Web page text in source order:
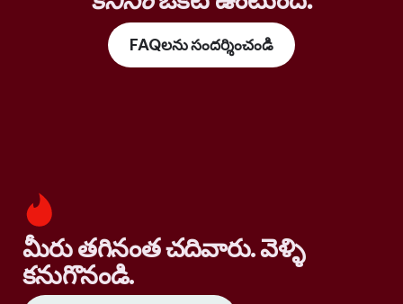
FAQలను సందర్శించండి
మీరు తగినంత చదివారు. వెళ్ళి
కనుగొనండి.